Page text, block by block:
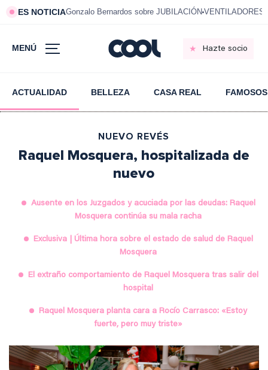
ES NOTICIAGonzalo Bernardos sobre JUBILACIÓN VENTILADORES
MENÚ Hazte socio
ACTUALIDAD BELLEZA CASA REAL FAMOSOS
NUEVO REVÉS
Raquel Mosquera, hospitalizada de
nuevo
Ausente en los Juzgados y acuciada por las deudas: Raquel
Mosquera continúa su mala racha
Exclusiva | Última hora sobre el estado de salud de Raquel
Mosquera
El extraño comportamiento de Raquel Mosquera tras salir del
hospital
Raquel Mosquera planta cara a Rocío Carrasco: «Estoy
fuerte, pero muy triste»